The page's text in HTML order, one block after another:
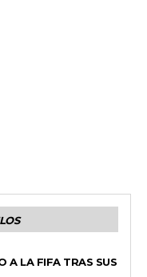
A LA FIFA TRAS SUS